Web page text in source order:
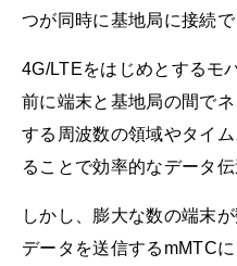
つが同時に基地局に接続で
4G/LTEをはじめとするモ
前に端末と基地局の間で
する周波数の領域やタイ
ることで効率的なデータ伝
しかし、膨大な数の端末
データを送信するmMTC